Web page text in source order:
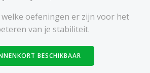
oefeningen er zijn voor het
van je stabiliteit.
BESCHIKBAAR